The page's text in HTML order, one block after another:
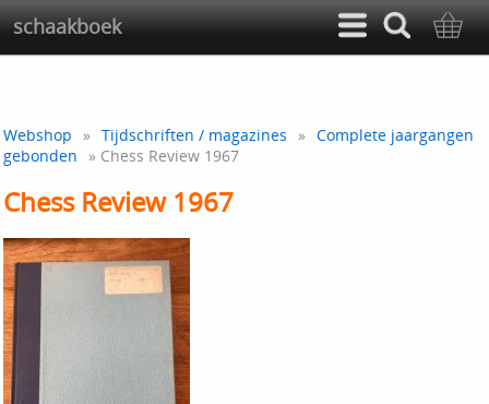
schaakboek
Webshop » Tijdschriften / magazines » Complete jaargangen
gebonden
» Chess Review 1967
Chess Review 1967